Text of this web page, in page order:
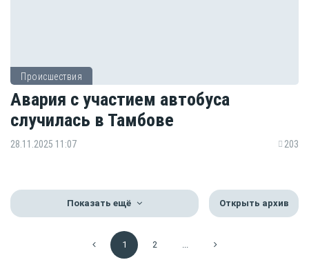
Происшествия
Авария с участием автобуса
случилась в Тамбове
28.11.2025 11:07 203
Показать ещё Открыть архив
1 2